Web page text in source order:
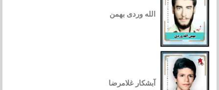
الله وردی بهمن
آبشکار غلامرضا